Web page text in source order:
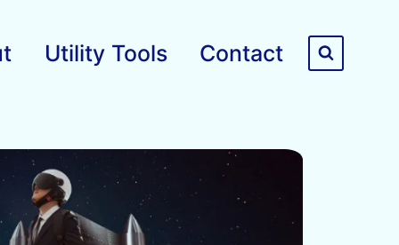
Utility Tools Contact